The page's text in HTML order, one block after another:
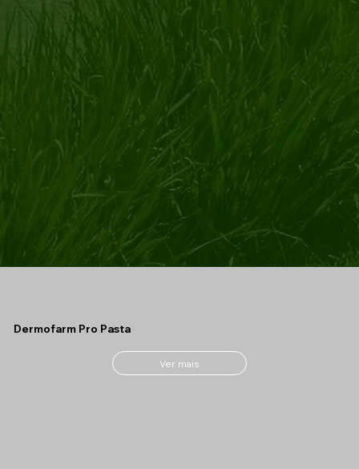
Dermofarm Pro Pasta
Ver mais